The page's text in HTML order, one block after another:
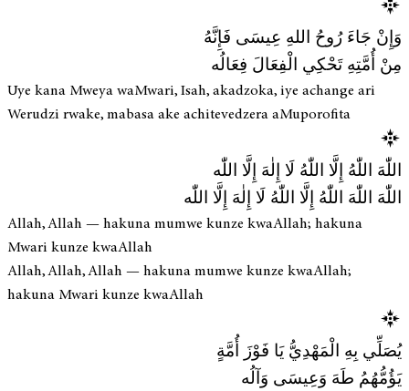
وَإِنْ جَاءَ رُوحُ اللهِ عِيسَى فَإِنَّهُ
مِنْ أُمَّتِهِ تَحْكِي الْفِعَالَ فِعَالُه
Uye kana Mweya waMwari, Isah, akadzoka, iye achange ari
Werudzi rwake, mabasa ake achitevedzera aMuporofita
اللّٰهَ اللّٰهُ إِلَّا اللّٰهُ لَا إِلٰهَ إِلَّا اللّٰه
اللّٰهَ اللّٰهَ اللّٰهُ إِلَّا اللّٰهُ لَا إِلٰهَ إِلَّا اللّٰه
Allah, Allah — hakuna mumwe kunze kwaAllah; hakuna
Mwari kunze kwaAllah
Allah, Allah, Allah — hakuna mumwe kunze kwaAllah;
hakuna Mwari kunze kwaAllah
يُصَلِّي بِهِ الْمَهْدِيُّ يَا فَوْزَ أُمَّةٍ
يَؤُمُّهُمُ طَهَ وَعِيسَى وَآلُه